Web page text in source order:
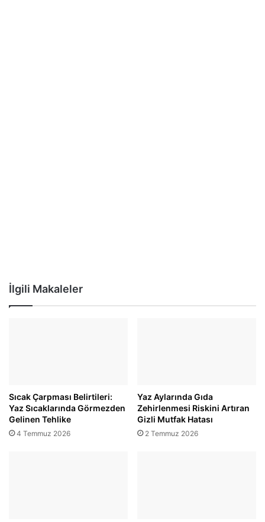
İlgili Makaleler
Sıcak Çarpması Belirtileri:
Yaz Sıcaklarında Görmezden
Gelinen Tehlike
4 Temmuz 2026
Yaz Aylarında Gıda
Zehirlenmesi Riskini Artıran
Gizli Mutfak Hatası
2 Temmuz 2026